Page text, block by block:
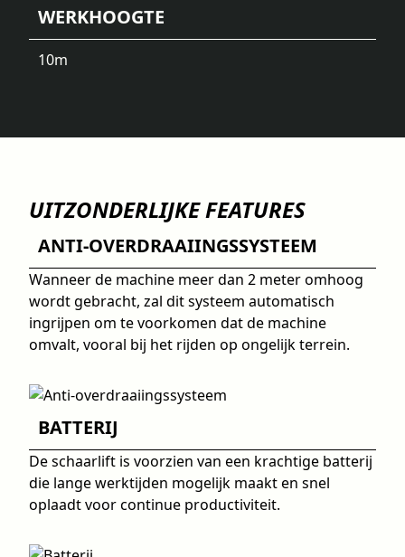
WERKHOOGTE
10m
UITZONDERLIJKE FEATURES
ANTI-OVERDRAAIINGSSYSTEEM
Wanneer de machine meer dan 2 meter omhoog
wordt gebracht, zal dit systeem automatisch
ingrijpen om te voorkomen dat de machine
omvalt, vooral bij het rijden op ongelijk terrein.
BATTERIJ
De schaarlift is voorzien van een krachtige batterij
die lange werktijden mogelijk maakt en snel
oplaadt voor continue productiviteit.